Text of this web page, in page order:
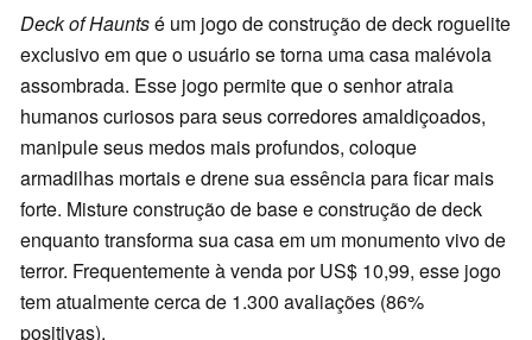
Deck of Hauntsé um jogo de construção de deck roguelite
exclusivo em que o usuário se torna uma casa malévola
assombrada. Esse jogo permite que o senhor atraia
humanos curiosos para seus corredores amaldiçoados,
manipule seus medos mais profundos, coloque
armadilhas mortais e drene sua essência para ficar mais
forte. Misture construção de base e construção de deck
enquanto transforma sua casa em um monumento vivo de
terror. Frequentemente à venda por US$ 10,99, esse jogo
tem atualmente cerca de 1.300 avaliações (86%
positivas).